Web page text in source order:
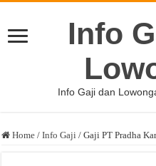
Info
Info Gaji dan
Home / Info Gaji / Gaji PT Pradha